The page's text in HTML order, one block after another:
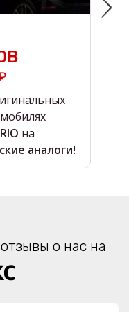
на
аналоги!
о нас на